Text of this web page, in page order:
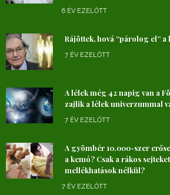
6 ÉV EZELŐTT
Rájöttek, hová “párolog el”
7 ÉV EZELŐTT
A lélek még 42 napig van a
zajlik a lélek univerzummal
7 ÉV EZELŐTT
A gyömbér 10.000-szer
a kemó? Csak a rákos
mellékhatások nélkül?
7 ÉV EZELŐTT